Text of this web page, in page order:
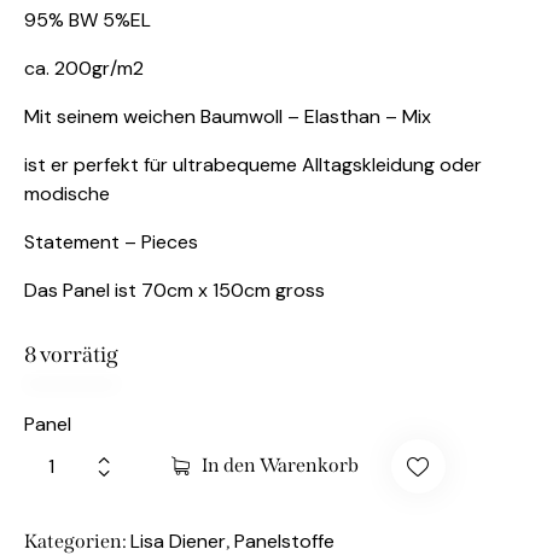
95% BW 5%EL
ca. 200gr/m2
Mit seinem weichen Baumwoll – Elasthan – Mix
ist er perfekt für ultrabequeme Alltagskleidung oder
modische
Statement – Pieces
Das Panel ist 70cm x 150cm gross
8 vorrätig
Panel
In den Warenkorb
Kategorien: Lisa Diener, Panelstoffe